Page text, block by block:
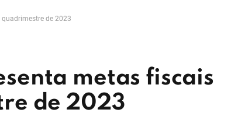
de 2023
metas fiscais
de 2023